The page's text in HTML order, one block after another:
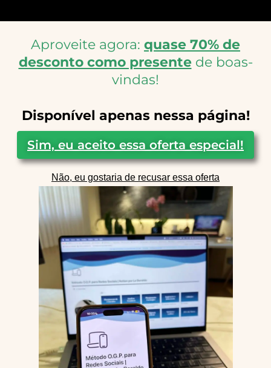
Aproveite agora: quase 70% de
desconto como presentede boas-
vindas!
Disponível apenas nessa página!
Sim, eu aceito essa oferta especial!
Não, eu gostaria de recusar essa oferta